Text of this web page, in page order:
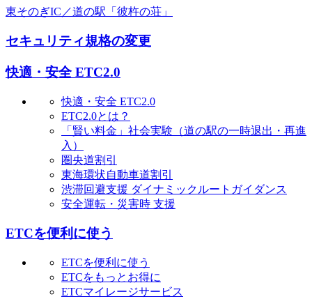
東そのぎIC／道の駅「彼杵の荘」
セキュリティ規格の変更
快適・安全 ETC2.0
快適・安全 ETC2.0
ETC2.0とは？
「賢い料金」社会実験（道の駅の一時退出・再進
入）
圏央道割引
東海環状自動車道割引
渋滞回避支援 ダイナミックルートガイダンス
安全運転・災害時 支援
ETCを便利に使う
ETCを便利に使う
ETCをもっとお得に
ETCマイレージサービス